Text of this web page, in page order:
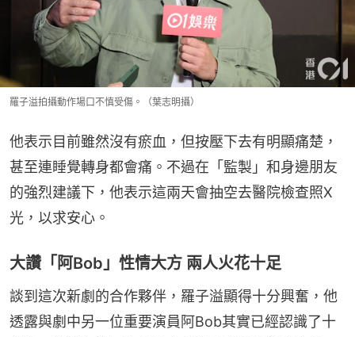
羅子溢拍攝動作場口不慎受傷。（葉志明攝）
他表示目前雖然沒有瘀血，但按壓下去有明顯痛楚，
甚至連睡覺轉身都會痛。不過在「監製」和身邊朋友
的強烈建議下，他表示這兩天會抽空去醫院檢查照X
光，以求安心。
大讚「阿Bob」性情大方 兩人火花十足
談到這次新劇的合作夥伴，羅子溢顯得十分興奮，他
透露與劇中另一位重要演員阿Bob其實已經認識了十